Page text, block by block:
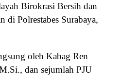
Birokrasi Bersih dan
di Polrestabes Surabaya,
oleh Kabag Ren
dan sejumlah PJU